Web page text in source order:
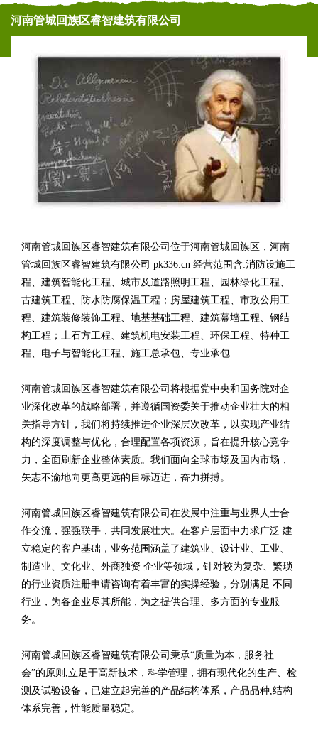
河南管城回族区睿智建筑有限公司
河南管城回族区睿智建筑有限公司位于河南管城回族区，河南
管城回族区睿智建筑有限公司 pk336.cn 经营范围含:消防设施工
程、建筑智能化工程、城市及道路照明工程、园林绿化工程、
古建筑工程、防水防腐保温工程；房屋建筑工程、市政公用工
程、建筑装修装饰工程、地基基础工程、建筑幕墙工程、钢结
构工程；土石方工程、建筑机电安装工程、环保工程、特种工
程、电子与智能化工程、施工总承包、专业承包
河南管城回族区睿智建筑有限公司将根据党中央和国务院对企
业深化改革的战略部署，并遵循国资委关于推动企业壮大的相
关指导方针，我们将持续推进企业深层次改革，以实现产业结
构的深度调整与优化，合理配置各项资源，旨在提升核心竞争
力，全面刷新企业整体素质。我们面向全球市场及国内市场，
矢志不渝地向更高更远的目标迈进，奋力拼搏。
河南管城回族区睿智建筑有限公司在发展中注重与业界人士合
作交流，强强联手，共同发展壮大。在客户层面中力求广泛 建
立稳定的客户基础，业务范围涵盖了建筑业、设计业、工业、
制造业、文化业、外商独资 企业等领域，针对较为复杂、繁琐
的行业资质注册申请咨询有着丰富的实操经验，分别满足 不同
行业，为各企业尽其所能，为之提供合理、多方面的专业服
务。
河南管城回族区睿智建筑有限公司秉承“质量为本，服务社
会”的原则,立足于高新技术，科学管理，拥有现代化的生产、检
测及试验设备，已建立起完善的产品结构体系，产品品种,结构
体系完善，性能质量稳定。